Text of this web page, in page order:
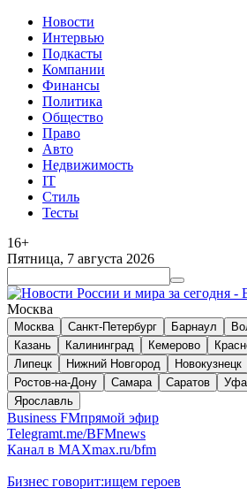
Новости
Интервью
Подкасты
Компании
Финансы
Политика
Общество
Право
Авто
Недвижимость
IT
Стиль
Тесты
16+
Пятница, 7 августа 2026
Москва
Москва Санкт-Петербург Барнаул
Казань
Калининград Кемерово
Липецк
Нижний Новгород Новокузнецк
Ростов-на-Дону
Самара Саратов Уфа
Ярославль
Business FMпрямой эфир
Telegramt.me/BFMnews
Канал в MAXmax.ru/bfm
Бизнес говорит:ищем героев